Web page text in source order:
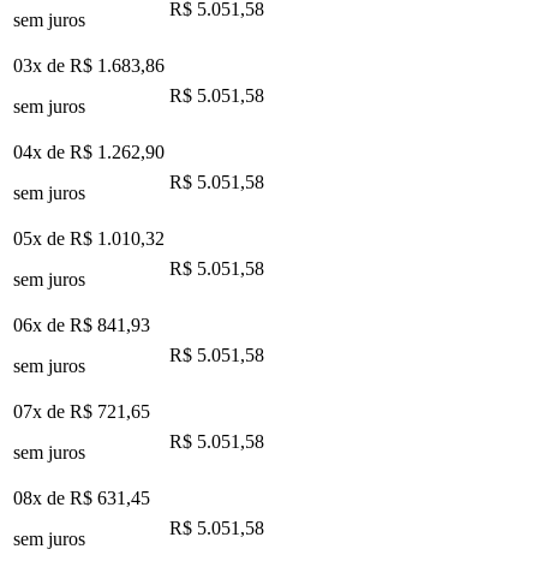
sem juros
R$ 5.051,58
03x de R$ 1.683,86
sem juros
R$ 5.051,58
04x de R$ 1.262,90
sem juros
R$ 5.051,58
05x de R$ 1.010,32
sem juros
R$ 5.051,58
06x de R$ 841,93
sem juros
R$ 5.051,58
07x de R$ 721,65
sem juros
R$ 5.051,58
08x de R$ 631,45
sem juros
R$ 5.051,58